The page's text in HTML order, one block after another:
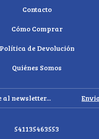
Contacto
Cómo Comprar
Política de Devolución
Quiénes Somos
541135463553